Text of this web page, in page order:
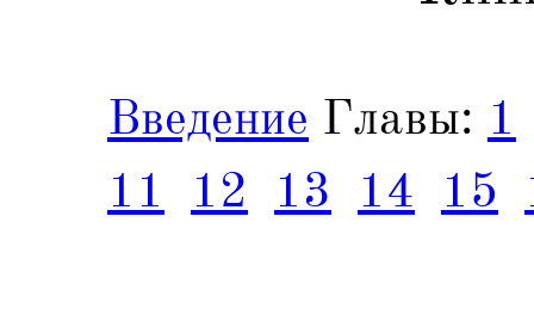
Введение Главы: 1
11
12 13 14 15